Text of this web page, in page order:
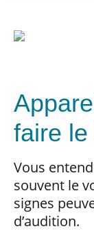
faire
Vous
souvent le
signes
d’audition.